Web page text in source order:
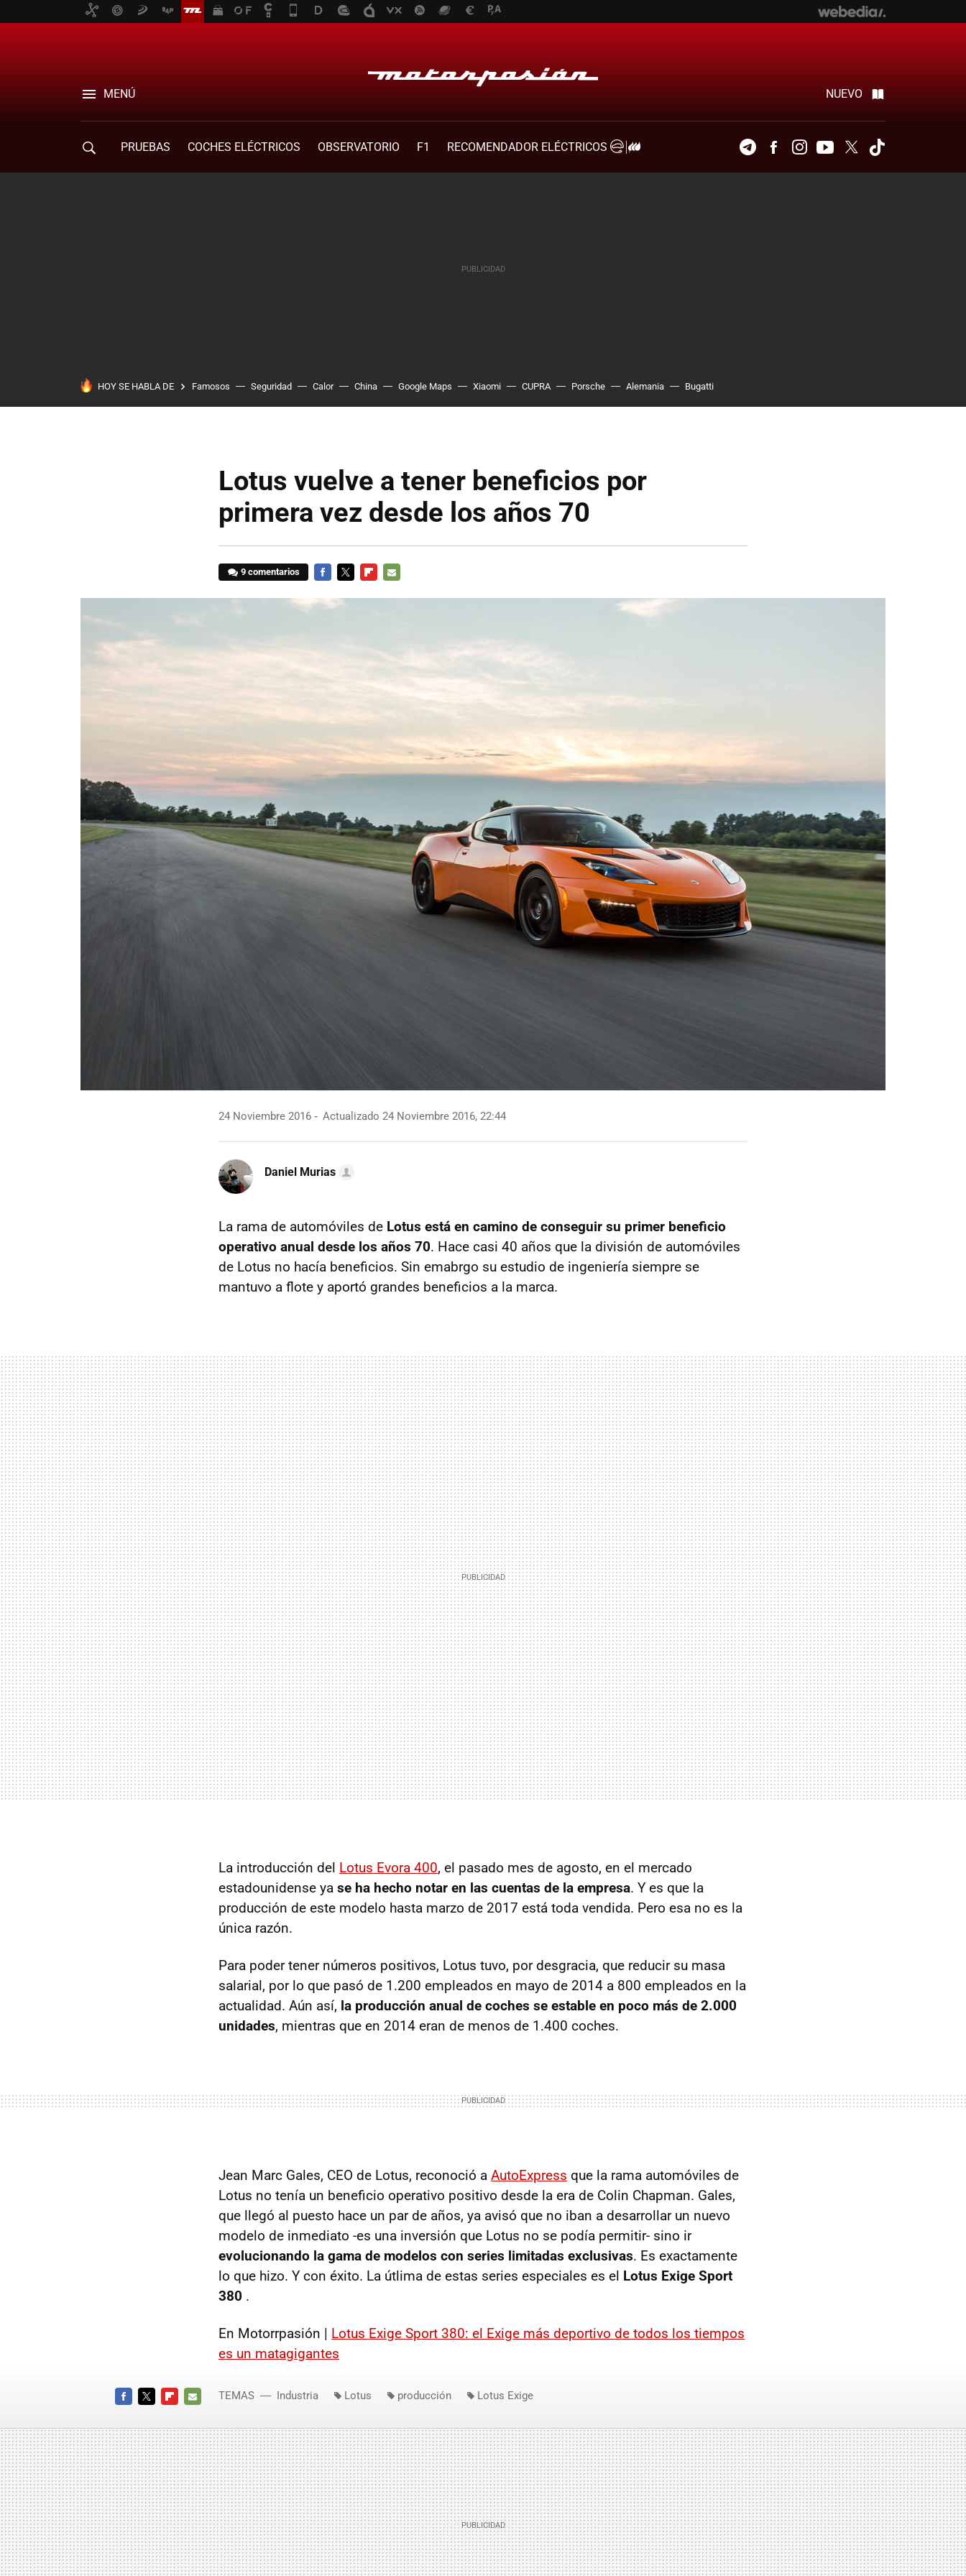
MENÚ NUEVO
PRUEBAS COCHES ELÉCTRICOS OBSERVATORIO F1
RECOMENDADOR ELÉCTRICOS
TelegramFacebookInstagramYoutubeTwitter
HOY SE HABLA DE Famosos Seguridad Calor China Google Maps Xiaomi CUPRA Porsche Alemania Bugatti
Lotus vuelve a tener beneficios por
primera vez desde los años 70
9 comentarios
24 Noviembre 2016 Actualizado 24 Noviembre 2016, 22:44
Daniel Murias
La rama de automóviles de Lotus está en camino de conseguir su primer beneficio
operativo anual desde los años 70. Hace casi 40 años que la división de automóviles
de Lotus no hacía beneficios. Sin emabrgo su estudio de ingeniería siempre se
mantuvo a flote y aportó grandes beneficios a la marca.
La introducción del Lotus Evora 400, el pasado mes de agosto, en el mercado
estadounidense ya se ha hecho notar en las cuentas de la empresa. Y es que la
producción de este modelo hasta marzo de 2017 está toda vendida. Pero esa no es la
única razón.
Para poder tener números positivos, Lotus tuvo, por desgracia, que reducir su masa
salarial, por lo que pasó de 1.200 empleados en mayo de 2014 a 800 empleados en la
actualidad. Aún así, la producción anual de coches se estable en poco más de 2.000
unidades, mientras que en 2014 eran de menos de 1.400 coches.
Jean Marc Gales, CEO de Lotus, reconoció a AutoExpress que la rama automóviles de
Lotus no tenía un beneficio operativo positivo desde la era de Colin Chapman. Gales,
que llegó al puesto hace un par de años, ya avisó que no iban a desarrollar un nuevo
modelo de inmediato -es una inversión que Lotus no se podía permitir- sino ir
evolucionando la gama de modelos con series limitadas exclusivas. Es exactamente
lo que hizo. Y con éxito. La útlima de estas series especiales es el Lotus Exige Sport
380 .
En Motorrpasión | Lotus Exige Sport 380: el Exige más deportivo de todos los tiempos
es un matagigantes
MAIL
TEMAS Industria Lotus producción Lotus Exige